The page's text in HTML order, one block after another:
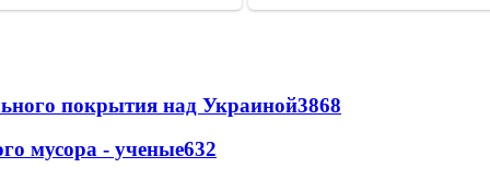
покрытия над Украиной3868
мусора - ученые632